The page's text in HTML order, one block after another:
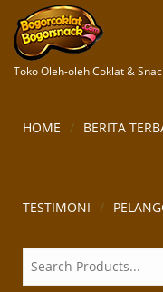
Toko Oleh-oleh Coklat &
HOME BERITA
TESTIMONI